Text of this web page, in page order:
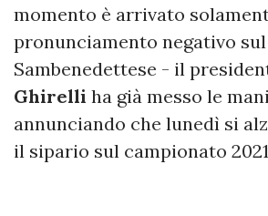
momento è arrivato
pronunciamento negativo
Sambenedettese - il
Ghirelli ha già messo le
annunciando che lunedì si
il sipario sul campionato